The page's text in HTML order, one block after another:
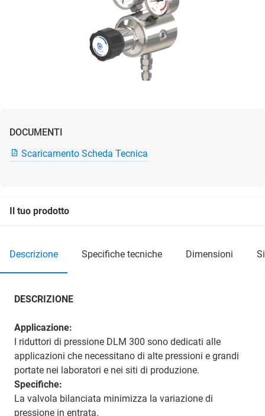
DOCUMENTI
Scaricamento Scheda Tecnica
Il tuo prodotto
descrizione specifiche tecniche dimensioni
DESCRIZIONE
Applicazione:
I riduttori di pressione DLM 300 sono dedicati alle
applicazioni che necessitano di alte pressioni e grandi
portate nei laboratori e nei siti di produzione.
Specifiche:
La valvola bilanciata minimizza la variazione di
pressione in entrata.